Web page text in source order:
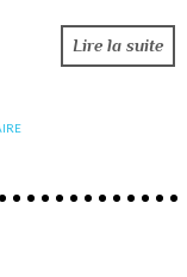
Lire la suite